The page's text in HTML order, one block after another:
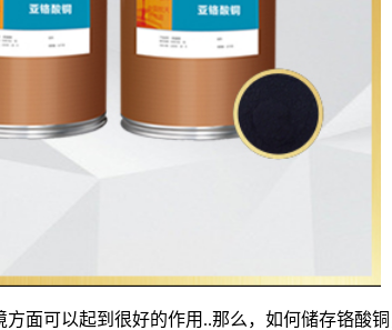
面可以起到很好的作用..那么，如何储存铬酸